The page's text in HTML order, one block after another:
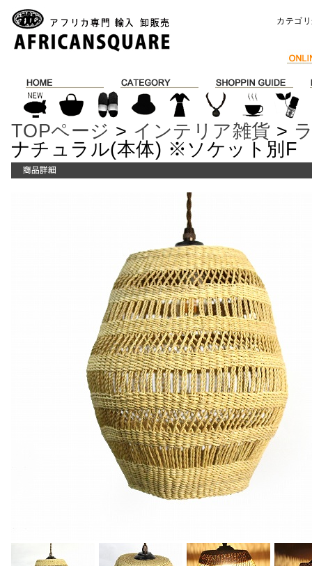
カテゴ
TOPページ > インテリア雑貨 >
ナチュラル(本体) ※ソケット別F